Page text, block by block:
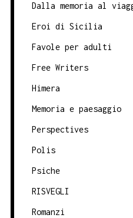
Dalla memoria al
Eroi di Sicilia
Favole per adulti
Free Writers
Himera
Memoria e paesaggio
Perspectives
Polis
Psiche
RISVEGLI
Romanzi